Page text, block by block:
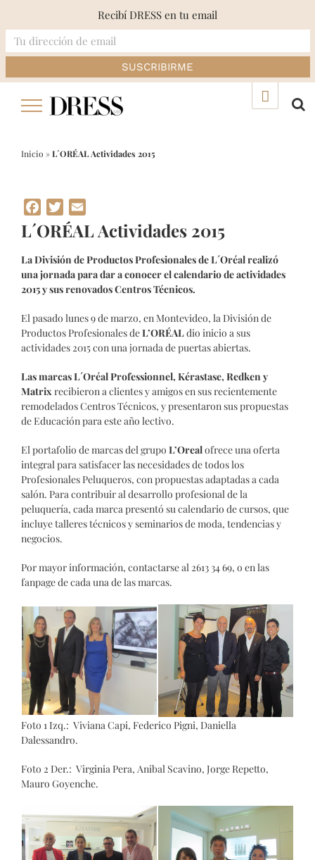
Inicio »L´ORÉAL Actividades 2015
Facebook
Twitter
L´ORÉAL Actividades 2015
La División de Productos Profesionales de L´Oréal realizó
una jornada para dar a conocer el calendario de actividades
2015 y sus renovados Centros Técnicos.
El pasado lunes 9 de marzo, en Montevideo, la División de
Productos Profesionales deL’ORÉALdio inicio a sus
actividades 2015 con una jornada de puertas abiertas.
Las marcas L´Oréal Professionnel, Kérastase, Redken y
Matrixrecibieron a clientes y amigos en sus recientemente
remodelados Centros Técnicos, y presentaron sus propuestas
de Educación para este año lectivo.
El portafolio de marcas del grupo L’Orealofrece una oferta
integral para satisfacer las necesidades de todos los
Profesionales Peluqueros, con propuestas adaptadas a cada
salón. Para contribuir al desarrollo profesional de la
peluquería, cada marca presentó su calendario de cursos, que
incluye talleres técnicos y seminarios de moda, tendencias y
negocios.
Por mayor información, contactarse al 2613 34 69, o en las
fanpage de cada una de las marcas.
Foto 1 Izq.: Viviana Capi, Federico Pigni, Daniella
Dalessandro.
Foto 2 Der.: Virginia Pera, Anibal Scavino, Jorge Repetto,
Mauro Goyenche.
Recibí DRESS en tu email